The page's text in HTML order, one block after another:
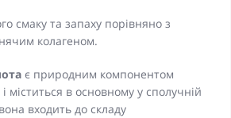
смаку та запаху порівняно з
колагеном.
є природним компонентом
міститься в основному у сполучній
входить до складу